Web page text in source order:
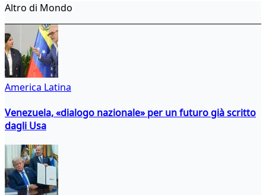
Altro di Mondo
America Latina
Venezuela, «dialogo nazionale» per un futuro già scritto
dagli Usa